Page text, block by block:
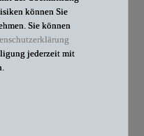
können Sie
Sie können
jederzeit mit